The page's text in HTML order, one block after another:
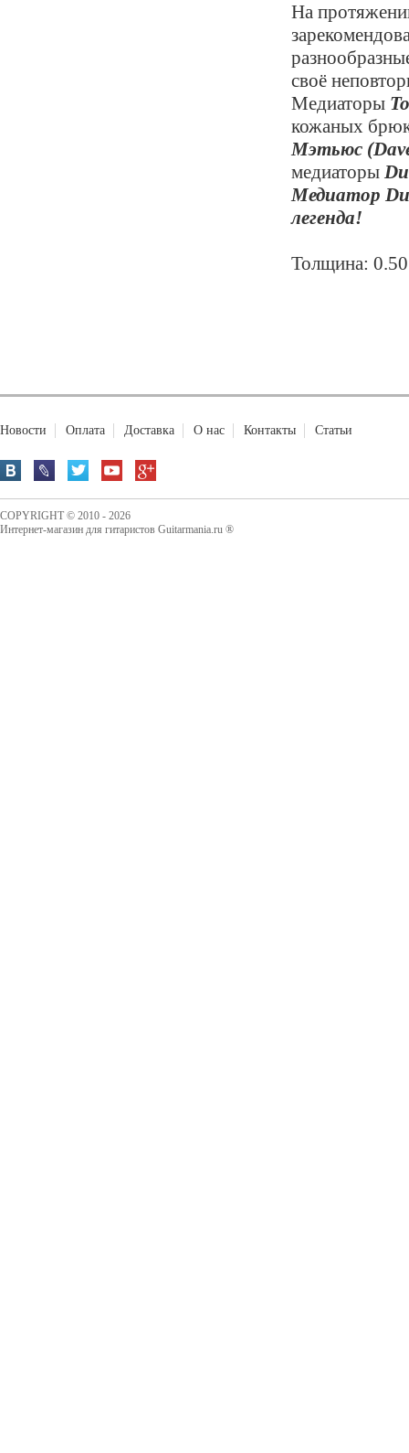
На
своё
Медиаторы
кожаных
Мэтьюс
медиаторы
Медиатор
легенда!
Толщина:
Новости Оплата Доставка О нас Контакты Статьи
COPYRIGHT © 2010 - 2026
Интернет-магазин для гитаристов Guitarmania.ru ®